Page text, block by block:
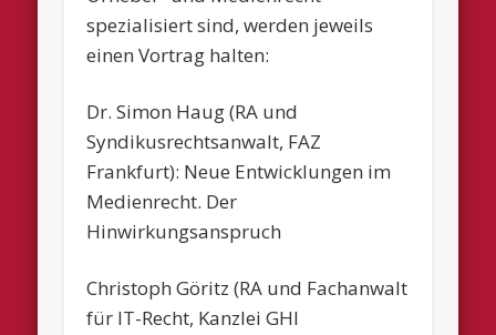
spezialisiert sind, werden jeweils
einen Vortrag halten:
Dr. Simon Haug (RA und
Syndikusrechtsanwalt, FAZ
Frankfurt): Neue Entwicklungen im
Medienrecht. Der
Hinwirkungsanspruch
Christoph Göritz (RA und Fachanwalt
für IT-Recht, Kanzlei GHI